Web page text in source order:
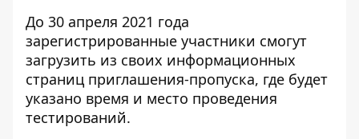
До 30 апреля 2021 года
зарегистрированные участники смогут
загрузить из своих информационных
страниц приглашения-пропуска, где будет
указано время и место проведения
тестирований.